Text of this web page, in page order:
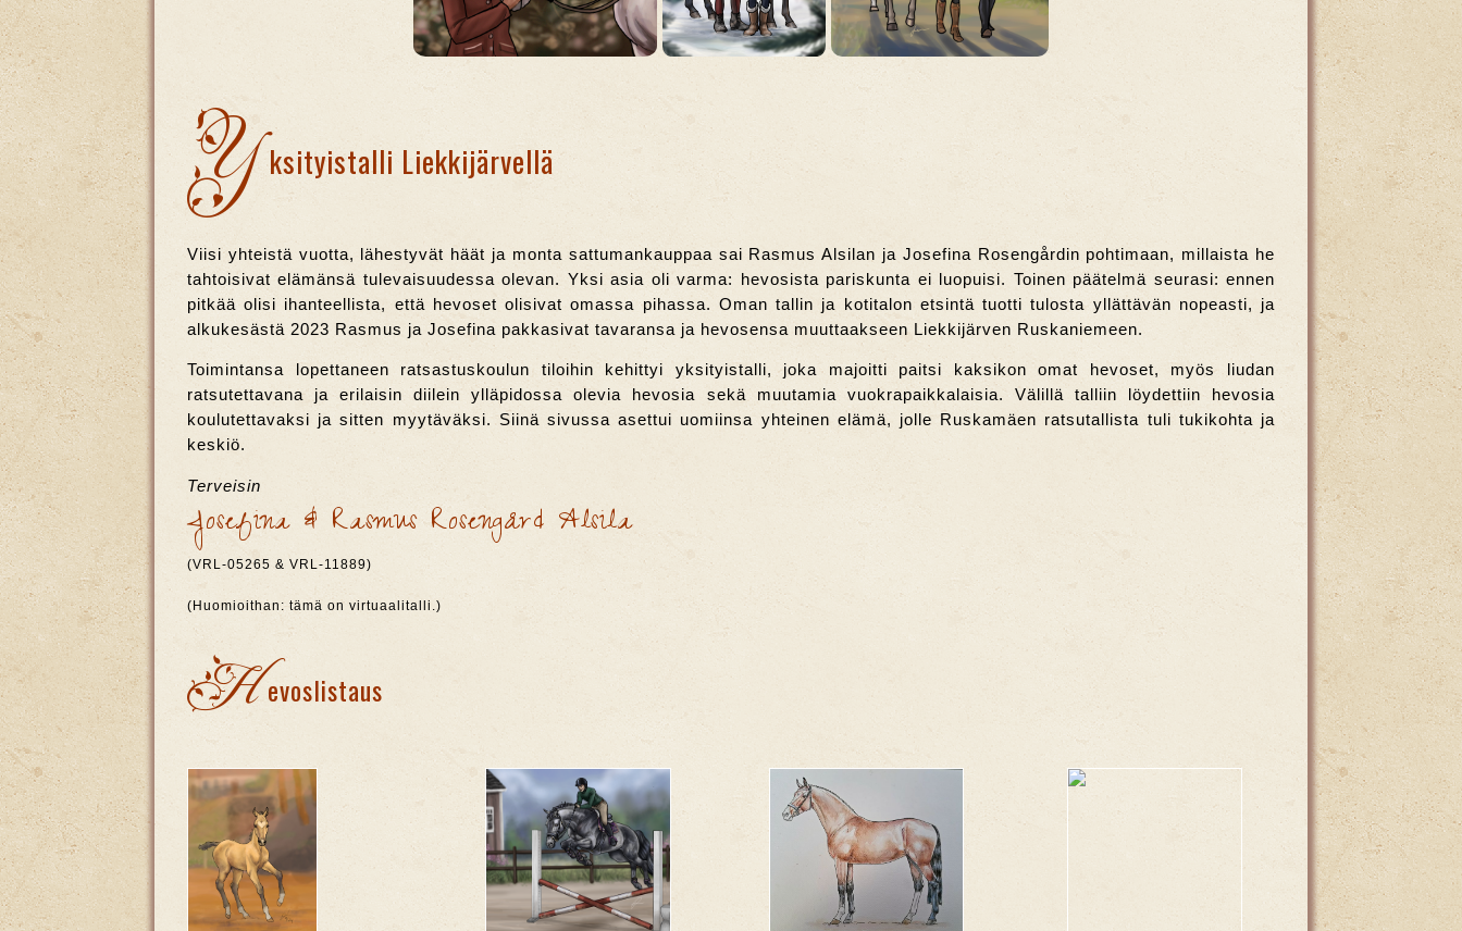
Y ksityistalli Liekkijärvellä
Viisi yhteistä vuotta, lähestyvät häät ja monta sattumankauppaa sai Rasmus Alsilan ja Josefina Rosengårdin pohtimaan, millaista he
tahtoisivat elämänsä tulevaisuudessa olevan. Yksi asia oli varma: hevosista pariskunta ei luopuisi. Toinen päätelmä seurasi: ennen
pitkää olisi ihanteellista, että hevoset olisivat omassa pihassa. Oman tallin ja kotitalon etsintä tuotti tulosta yllättävän nopeasti, ja
alkukesästä 2023 Rasmus ja Josefina pakkasivat tavaransa ja hevosensa muuttaakseen Liekkijärven Ruskaniemeen.
Toimintansa lopettaneen ratsastuskoulun tiloihin kehittyi yksityistalli, joka majoitti paitsi kaksikon omat hevoset, myös liudan
ratsutettavana ja erilaisin diilein ylläpidossa olevia hevosia sekä muutamia vuokrapaikkalaisia. Välillä talliin löydettiin hevosia
koulutettavaksi ja sitten myytäväksi. Siinä sivussa asettui uomiinsa yhteinen elämä, jolle Ruskamäen ratsutallista tuli tukikohta ja
keskiö.
Terveisin
Josefina & Rasmus Rosengård Alsila
(VRL-05265 & VRL-11889)
(Huomioithan: tämä on virtuaalitalli.)
H evoslistaus